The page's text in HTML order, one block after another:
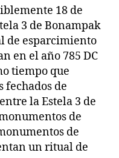
18 de
3 de Bonampak
de esparcimiento
en el año 785 DC
tiempo que
fechados de
la Estela 3 de
de
de
un ritual de